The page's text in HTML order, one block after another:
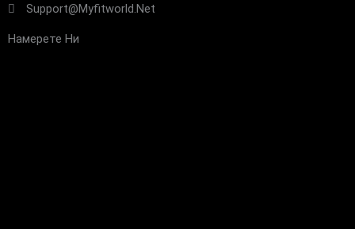
Support@myfitworld.net
Намерете Ни